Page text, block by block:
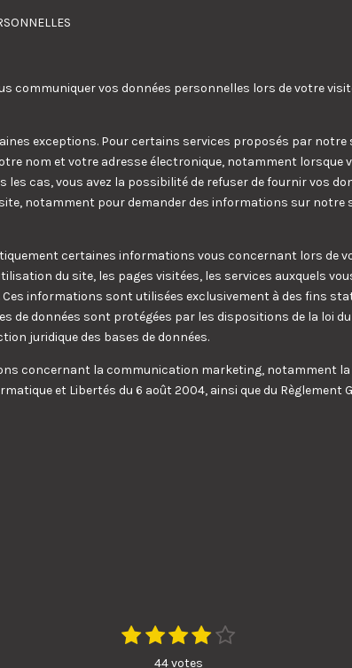
communiquer vos données personnelles lors de votre
exceptions. Pour certains services proposés par notre
nom et votre adresse électronique, notamment lorsque
cas, vous avez la possibilité de refuser de fournir vos
notamment pour demander des informations sur notre
certaines informations vous concernant lors de
du site, les pages visitées, les services auxquels
informations sont utilisées exclusivement à des fins
de données sont protégées par les dispositions de la loi
juridique des bases de données.
concernant la communication marketing, notamment la
et Libertés du 6 août 2004, ainsi que du Règlement
1
2 3
é
4
é
5 E
44 votes